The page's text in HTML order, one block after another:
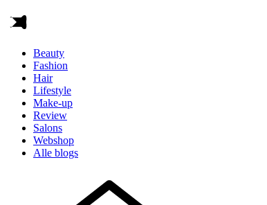
Beauty
Fashion
Hair
Lifestyle
Make-up
Review
Salons
Webshop
Alle blogs